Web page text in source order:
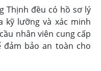
Thịnh đều có hồ sơ lý
kỹ lưỡng và xác minh
nhân viên cung cấp
đảm bảo an toàn cho